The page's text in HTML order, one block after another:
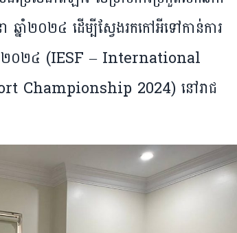
នាំ​២០២៤ ​ដើម្បី​ស្វែង​រក​កៅអី​ទៅ​កាន់ការ
២០២៤ (IESF – International
Championship 2024) នៅរាជ